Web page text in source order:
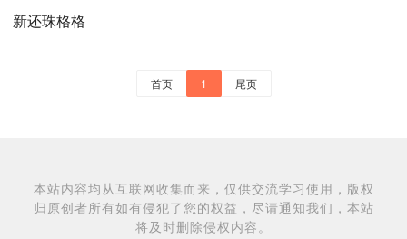
新还珠格格
首页 1 尾页
本站内容均从互联网收集而来，仅供交流学习使用，版权
归原创者所有如有侵犯了您的权益，尽请通知我们，本站
将及时删除侵权内容。